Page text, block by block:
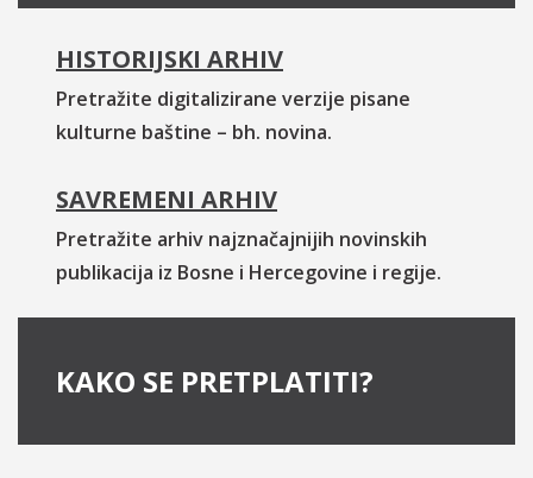
HISTORIJSKI ARHIV
Pretražite digitalizirane verzije pisane
kulturne baštine – bh. novina.
SAVREMENI ARHIV
Pretražite arhiv najznačajnijih novinskih
publikacija iz Bosne i Hercegovine i regije.
KAKO SE PRETPLATITI?